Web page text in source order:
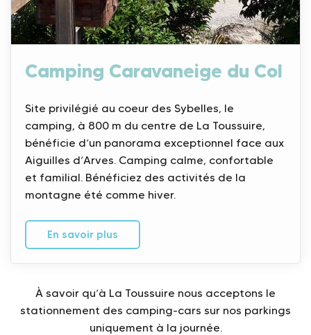
Camping Caravaneige du Col
Site privilégié au coeur des Sybelles, le
camping, à 800 m du centre de La Toussuire,
bénéficie d’un panorama exceptionnel face aux
Aiguilles d’Arves. Camping calme, confortable
et familial. Bénéficiez des activités de la
montagne été comme hiver.
En savoir plus
À savoir qu’à La Toussuire nous acceptons le
stationnement des camping-cars sur nos parkings
uniquement à la journée.